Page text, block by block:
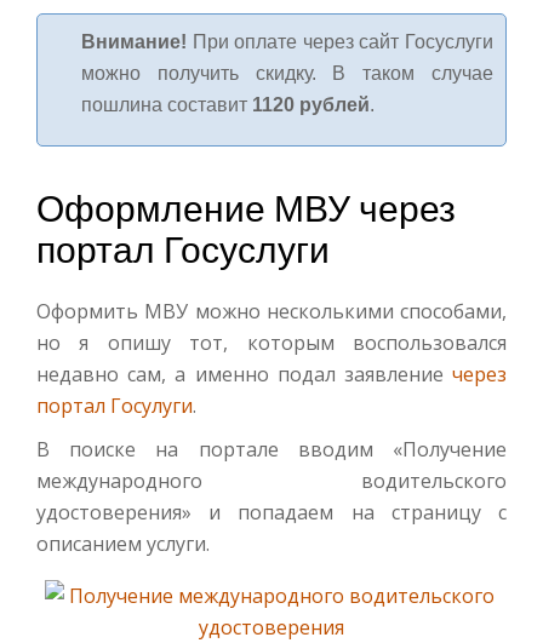
Внимание! При оплате через сайт Госуслуги
можно получить скидку. В таком случае
пошлина составит 1120 рублей.
Оформление МВУ через
портал Госуслуги
Оформить МВУ можно несколькими способами,
но я опишу тот, которым воспользовался
недавно сам, а именно подал заявление через
портал Госулуги.
В поиске на портале вводим «Получение
международного водительского
удостоверения» и попадаем на страницу с
описанием услуги.